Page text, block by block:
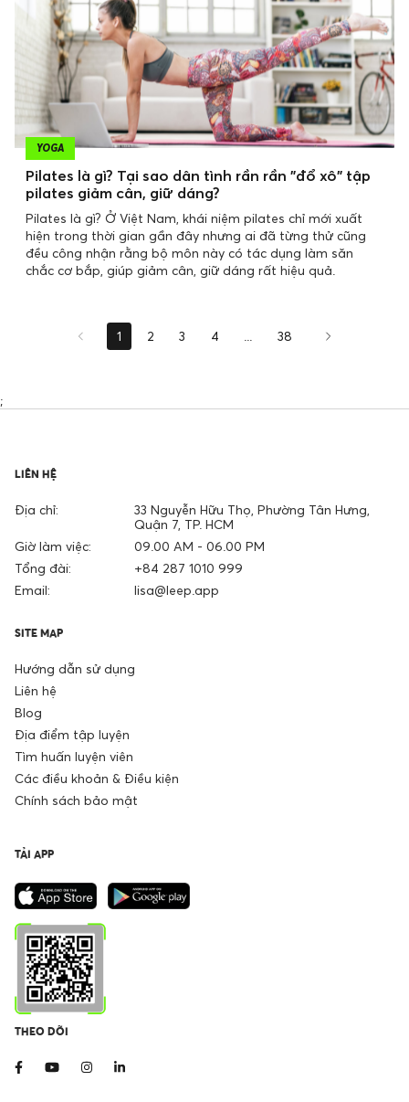
YOGA
Pilates là gì? Tại sao dân tình rần rần "đổ xô" tập
pilates giảm cân, giữ dáng?
Pilates là gì? Ở Việt Nam, khái niệm pilates chỉ mới xuất
hiện trong thời gian gần đây nhưng ai đã từng thử cũng
đều công nhận rằng bộ môn này có tác dụng làm săn
chắc cơ bắp, giúp giảm cân, giữ dáng rất hiệu quả.
1 2 3 4 38
;
LIÊN HỆ
Địa chỉ:
33 Nguyễn Hữu Thọ, Phường Tân Hưng,
Quận 7, TP. HCM
Giờ làm việc:
09.00 AM - 06.00 PM
Tổng đài:
+84 287 1010 999
Email:
lisa@leep.app
SITE MAP
Hướng dẫn sử dụng
Liên hệ
Blog
Địa điểm tập luyện
Tìm huấn luyện viên
Các điều khoản & Điều kiện
Chính sách bảo mật
TẢI APP
THEO DÕI